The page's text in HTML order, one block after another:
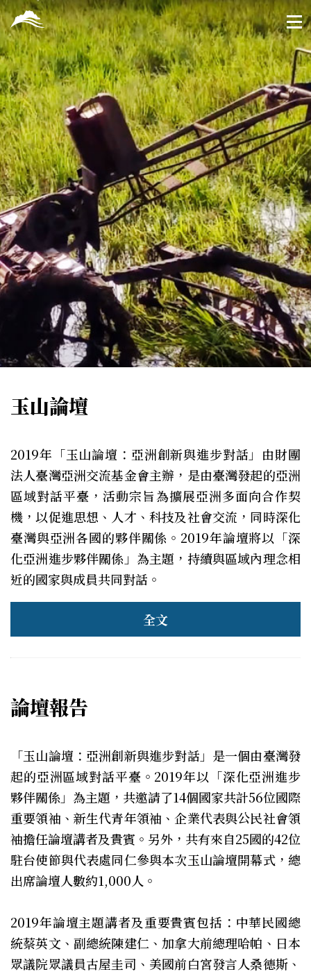
跳
到
主
要
內
容
區
塊
玉山論壇
2019年「玉山論壇：亞洲創新與進步對話」由財團
法人臺灣亞洲交流基金會主辦，是由臺灣發起的亞洲
區域對話平臺，活動宗旨為擴展亞洲多面向合作契
機，以促進思想、人才、科技及社會交流，同時深化
臺灣與亞洲各國的夥伴關係。2019年論壇將以「深
化亞洲進步夥伴關係」為主題，持續與區域內理念相
近的國家與成員共同對話。
全文
論壇報告
「玉山論壇：亞洲創新與進步對話」 是一個由臺灣發
起的亞洲區域對話平臺。2019年以「深化亞洲進步
夥伴關係」為主題，共邀請了14個國家共計56位國際
重要領袖、新生代青年領袖、企業代表與公民社會領
袖擔任論壇講者及貴賓。另外，共有來自25國的42位
駐台使節與代表處同仁參與本次玉山論壇開幕式，總
出席論壇人數約1,000人。
2019年論壇主題講者及重要貴賓包括：中華民國總
統蔡英文、副總統陳建仁、加拿大前總理哈帕、日本
眾議院眾議員古屋圭司、美國前白宮發言人桑德斯、